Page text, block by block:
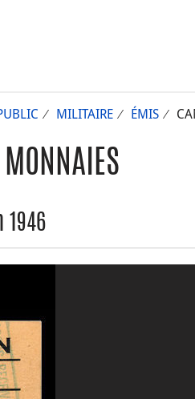
MILITAIRE ÉMIS
MONNAIES
1946